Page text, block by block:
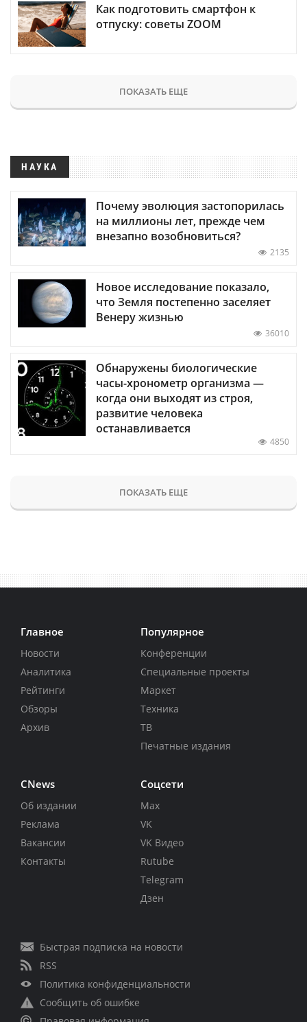
Как подготовить смартфон к
отпуску: советы ZOOM
ПОКАЗАТЬ ЕЩЕ
НАУКА
Почему эволюция застопорилась
на миллионы лет, прежде чем
внезапно возобновиться?
2135
Новое исследование показало,
что Земля постепенно заселяет
Венеру жизнью
36010
Обнаружены биологические
часы-хронометр организма —
когда они выходят из строя,
развитие человека
останавливается
4850
ПОКАЗАТЬ ЕЩЕ
Главное
Новости
Аналитика
Рейтинги
Обзоры
Архив
Популярное
Конференции
Специальные проекты
Маркет
Техника
ТВ
Печатные издания
CNews
Об издании
Реклама
Вакансии
Контакты
Соцсети
Max
VK
VK Видео
Rutube
Telegram
Дзен
Быстрая подписка на новости
RSS
Политика конфиденциальности
Сообщить об ошибке